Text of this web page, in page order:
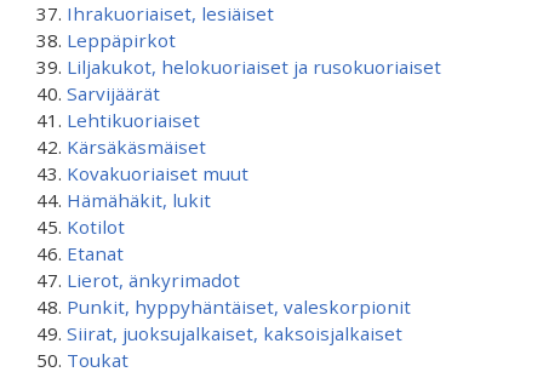
Ihrakuoriaiset, lesiäiset
Leppäpirkot
Liljakukot, helokuoriaiset ja rusokuoriaiset
Sarvijäärät
Lehtikuoriaiset
Kärsäkäsmäiset
Kovakuoriaiset muut
Hämähäkit, lukit
Kotilot
Etanat
Lierot, änkyrimadot
Punkit, hyppyhäntäiset, valeskorpionit
Siirat, juoksujalkaiset, kaksoisjalkaiset
Toukat